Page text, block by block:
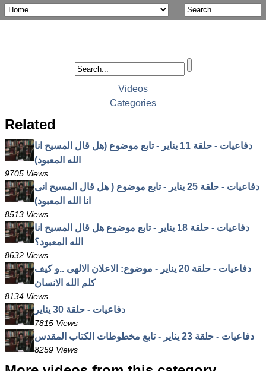
Videos
Categories
Related
دفاعيات - حلقة 11 يناير - تابع موضوع (هل قال المسيح انا
الله المعبود)
9705 Views
دفاعيات - حلقة 25 يناير - تابع موضوع ( هل قال المسيح انى
انا الله المعبود)
8513 Views
دفاعيات - حلقة 18 يناير - تابع موضوع هل قال المسيح انا
الله المعبود؟
8632 Views
دفاعيات - حلقة 20 يناير - موضوع: الاعلان الالهى ..و كيف
كلم الله الانسان
8134 Views
دفاعيات - حلقة 30 يناير
7815 Views
دفاعيات - حلقة 23 يناير - تابع مخطوطات الكتاب المقدس
8259 Views